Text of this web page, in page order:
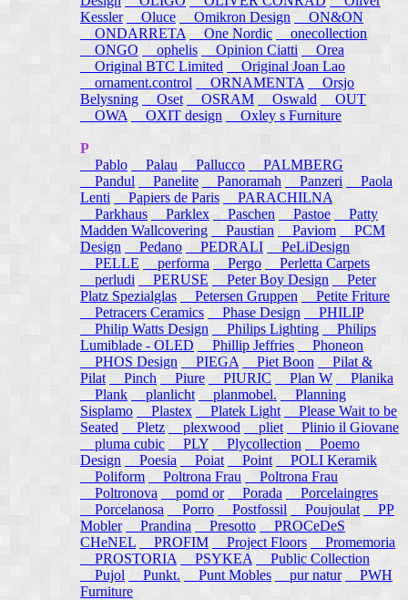
Kessler
Oluce Omikron Design
ON&ON
ONDARRETA
One Nordic
onecollection
ONGO
ophelis Opinion Ciatti
Orea
Original BTC Limited
Original Joan Lao
ornament.control
ORNAMENTA
Orsjo
Belysning
Oset OSRAM Oswald
OUT
OWA
OXIT design Oxley s Furniture
P
Pablo
Palau Pallucco
PALMBERG
Pandul
Panelite Panoramah Panzeri
Paola
Lenti
Papiers de Paris
PARACHILNA
Parkhaus
Parklex Paschen Pastoe
Patty
Madden Wallcovering
Paustian Paviom
PCM
Design
Pedano PEDRALI
PeLiDesign
PELLE
performa Pergo
Perletta Carpets
perludi
PERUSE Peter Boy Design
Peter
Platz Spezialglas
Petersen Gruppen
Petite Friture
Petracers Ceramics
Phase Design
PHILIP
Philip Watts Design
Philips Lighting
Philips
Lumiblade - OLED
Phillip Jeffries
Phoneon
PHOS Design
PIEGA Piet Boon
Pilat &
Pilat
Pinch Piure PIURIC Plan W
Planika
Plank
planlicht planmobel. Planning
Sisplamo
Plastex Platek Light
Please Wait to be
Seated
Pletz plexwood pliet
Plinio il Giovane
pluma cubic
PLY Plycollection
Poemo
Design
Poesia Poiat Point
POLI Keramik
Poliform
Poltrona Frau
Poltrona Frau
Poltronova
pomd or Porada
Porcelaingres
Porcelanosa
Porro Postfossil Poujoulat
PP
Mobler
Prandina Presotto
PROCeDeS
CHeNEL
PROFIM Project Floors
Promemoria
PROSTORIA
PSYKEA
Public Collection
Pujol
Punkt. Punt Mobles pur natur
PWH
Furniture